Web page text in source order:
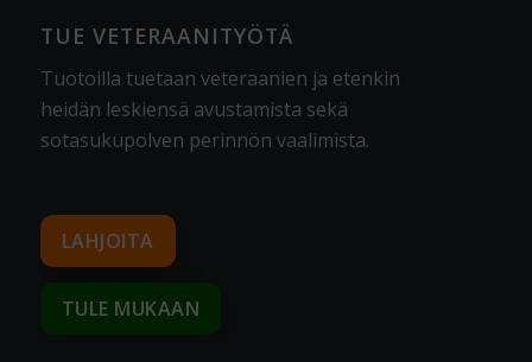
TUE VETERAANITYÖTÄ
Tuotoilla tuetaan veteraanien ja etenkin
heidän leskiensä avustamista sekä
sotasukupolven perinnön vaalimista.
LAHJOITA
TULE MUKAAN